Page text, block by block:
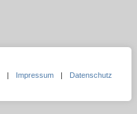
| Impressum |
Datenschutz